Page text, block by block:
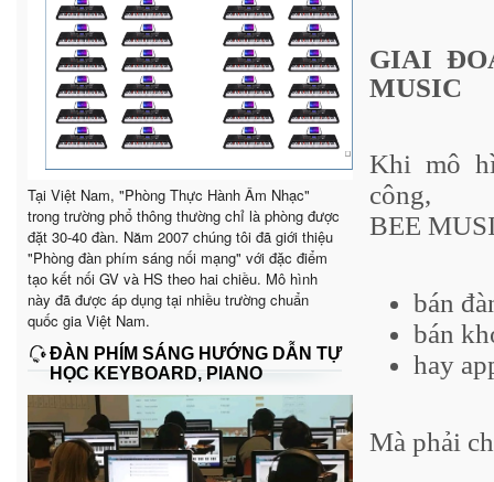
Tại Việt Nam, "Phòng Thực Hành Âm Nhạc"
trong trường phổ thông thường chỉ là phòng được
đặt 30-40 đàn. Năm 2007 chúng tôi đã giới thiệu
"Phòng đàn phím sáng nối mạng" với đặc điểm
tạo kết nối GV và HS theo hai chiều. Mô hình
này đã được áp dụng tại nhiều trường chuẩn
quốc gia Việt Nam.
ĐÀN PHÍM SÁNG HƯỚNG DẪN TỰ
HỌC KEYBOARD, PIANO
GIAI
MUSIC
Khi mô
công,
BEE
bán
bán
hay
Mà phải